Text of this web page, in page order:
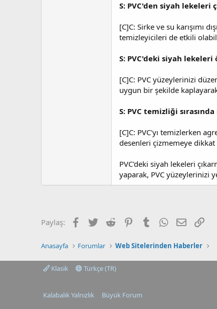
S: PVC'den siyah
[C]C: Sirke ve su karışımı
temizleyicileri de etkili
S: PVC'deki siyah
[C]C: PVC yüzeylerinizi
uygun bir şekilde
S: PVC temizliği
[C]C: PVC'yı temizlerken
desenleri çizmemeye
PVC'deki siyah lekeleri
yaparak, PVC yüzeylerinizi
Paylaş: Facebook
TwitterReddit PinterestTumblrWhatsApp
E-postaLink
Anasayfa Forumlar Web Sitelerinden Haberler
Klasik Türkçe (TR)
Kalabalık Yalnızlık Büyük Forum